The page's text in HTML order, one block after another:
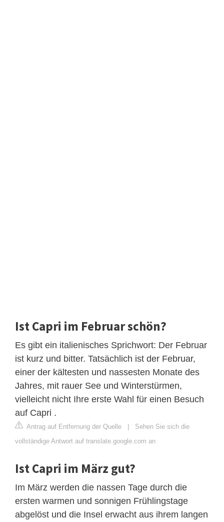
Ist Capri im Februar schön?
Es gibt ein italienisches Sprichwort: Der Februar
ist kurz und bitter. Tatsächlich ist der Februar,
einer der kältesten und nassesten Monate des
Jahres, mit rauer See und Winterstürmen,
vielleicht nicht Ihre erste Wahl für einen Besuch
auf Capri .
Antrag auf Entfernung der Quelle | Sehen Sie sich die
vollständige Antwort auf translate.google.com an
Ist Capri im März gut?
Im März werden die nassen Tage durch die
ersten warmen und sonnigen Frühlingstage
abgelöst und die Insel erwacht aus ihrem langen